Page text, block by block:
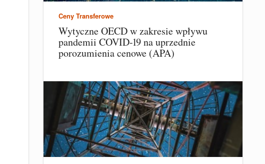
Ceny Transferowe
Wytyczne OECD w zakresie wpływu
pandemii COVID-19 na uprzednie
porozumienia cenowe (APA)